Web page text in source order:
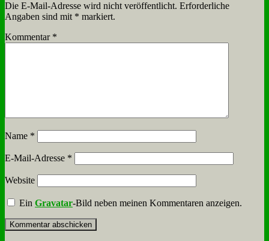
Die E-Mail-Adresse wird nicht veröffentlicht. Erforderliche
Angaben sind mit * markiert.
Kommentar *
Name *
E-Mail-Adresse *
Website
EinGravatar-Bild neben meinen Kommentaren anzeigen.